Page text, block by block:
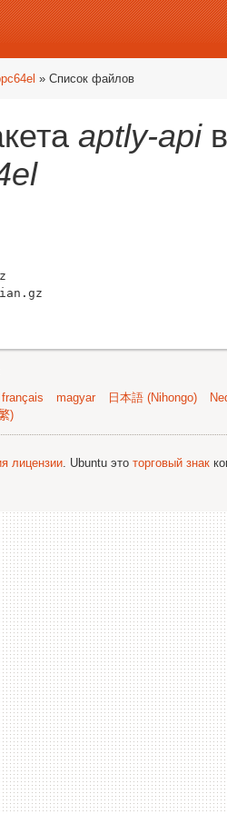
» Список файлов
aptly-apiв
français magyar 日本語 (Nihongo)
)
лицензии. Ubuntu это торговый знак